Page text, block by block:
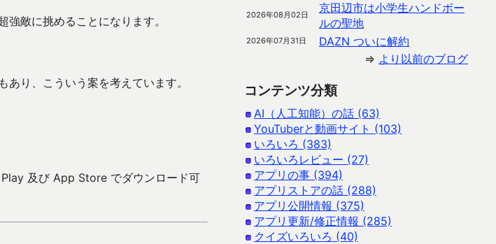
敵に挑めることになります。
り、こういう案を考えています。
及び App Store でダウンロード可
2026年08月02日
京田辺市は小学生ハンドボー
ルの聖地
2026年07月31日
DAZN ついに解約
⇒ より以前のブログ
コンテンツ分類
AI（人工知能）の話 (63)
YouTuberと動画サイト (103)
いろいろ (383)
いろいろレビュー (27)
アプリの事 (394)
アプリストアの話 (288)
アプリ公開情報 (375)
アプリ更新/修正情報 (285)
クイズいろいろ (40)